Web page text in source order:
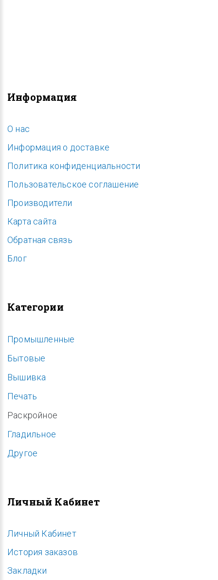
Информация
O нас
Информация о доставке
Политика конфиденциальности
Пользовательское соглашение
Производители
Карта сайта
Обратная связь
Блог
Категории
Промышленные
Бытовые
Вышивка
Печать
Раскройное
Гладильное
Другое
Личный Кабинет
Личный Кабинет
История заказов
Закладки